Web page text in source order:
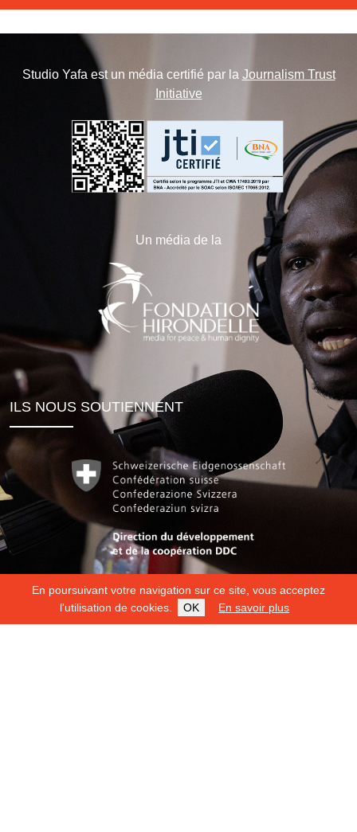
En poursuivant votre navigation sur ce site, vous acceptez
l'utilisation de cookies.
OK En savoir plus
Studio Yafa est un média certifié par la Journalism Trust
Initiative
Un média de la
ILS NOUS SOUTIENNENT